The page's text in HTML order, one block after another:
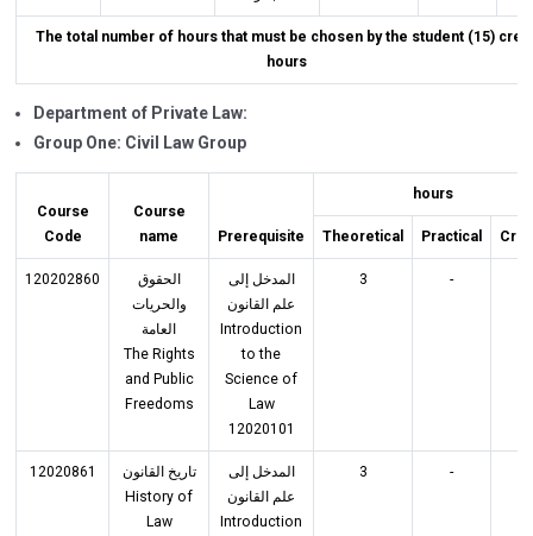
The total number of hours that must be chosen by the student (15)
hours
Department of Private Law:
Group One: Civil Law Group
Course
Code
Course
name
Prerequisite
hours
Theoretical Practical
120202860
الحقوق
والحريات
العامة
The Rights
and Public
Freedoms
المدخل إلى
علم القانون
Introduction
to the
Science of
Law
12020101
3 -
12020861
تاريخ القانون
History of
Law
المدخل إلى
علم القانون
Introduction
3 -